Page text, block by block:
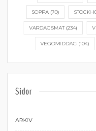
SOPPA(70)
VARDAGSMAT(234)
VEGOMIDDAG (104)
Sidor
ARKIV